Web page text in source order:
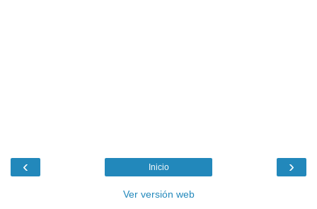
‹ ›
Inicio
Ver versión web